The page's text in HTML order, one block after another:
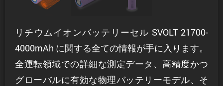
リチウムイオンバッテリーセル SVOLT 21700-
4000mAh に関する全ての情報が手に入ります。
全運転領域での詳細な測定データ、高精度かつ
グローバルに有効な物理バッテリーモデル、そ